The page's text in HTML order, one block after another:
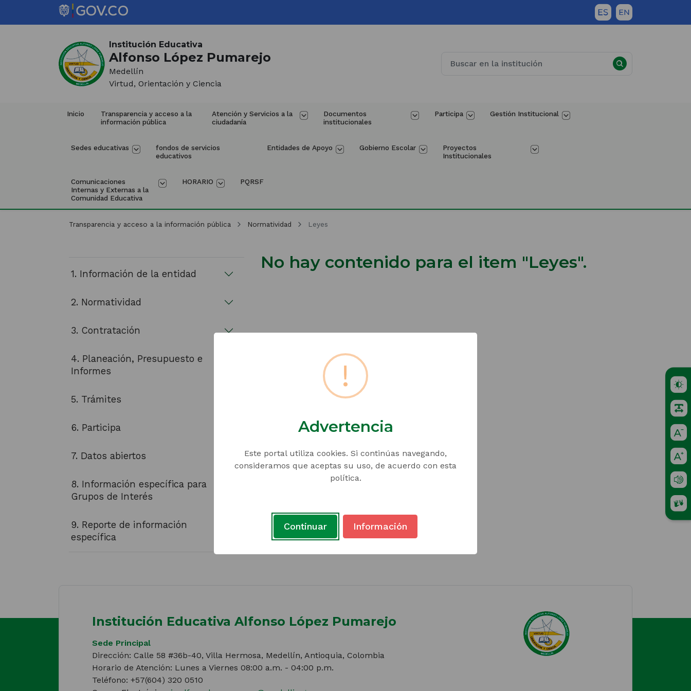
Saltar al contenido principal
(Este
abrirá
una
nueva
pestaña)
Institución Educativa
Alfonso López Pumarejo
Medellín
Virtud, Orientación y Ciencia
Inicio
Transparencia y acceso a la
información pública
Atención y Servicios a la
ciudadanía
Documentos
institucionales
Participa Gestión Institucional
Sedes educativas
fondos de servicios
educativos
Entidades de Apoyo Gobierno Escolar
Proyectos
Institucionales
Comunicaciones
Internas y Externas a la
Comunidad Educativa
HORARIO PQRSF
Inicio del contenido principal
Transparencia y acceso a la información pública Normatividad Leyes
1. Información de la entidad
2. Normatividad
3. Contratación
4. Planeación, Presupuesto e
Informes
5. Trámites
6. Participa
7. Datos abiertos
8. Información específica para
Grupos de Interés
9. Reporte de información
específica
No hay contenido para el item "Leyes".
Institución Educativa Alfonso López Pumarejo
Sede Principal
Dirección: Calle 58 #36b-40, Villa Hermosa, Medellín, Antioquia, Colombia
Horario de Atención: Lunes a Viernes 08:00 a.m. - 04:00 p.m.
Teléfono: +57(604) 320 0510
!
Advertencia
Este portal utiliza cookies. Si continúas navegando,
consideramos que aceptas su uso, de acuerdo con esta
política.
Continuar Información